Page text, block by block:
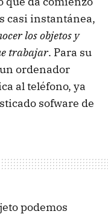
casi instantánea,
los objetos y
trabajar. Para su
ordenador
al teléfono, ya
sofware de
podemos